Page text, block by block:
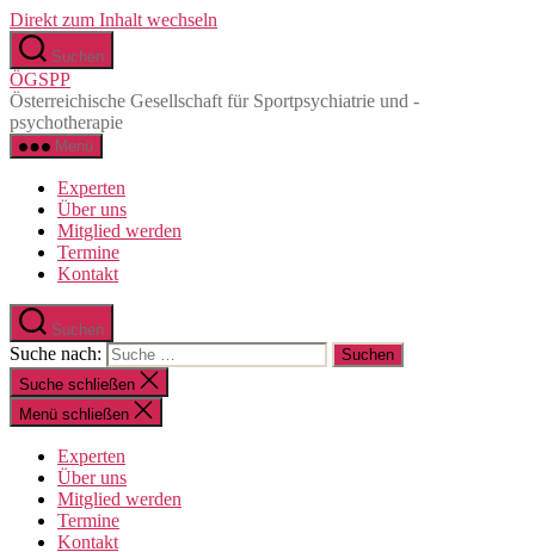
Direkt zum Inhalt wechseln
Suchen
ÖGSPP
Österreichische Gesellschaft für Sportpsychiatrie und -
psychotherapie
Menü
Experten
Über uns
Mitglied werden
Termine
Kontakt
Suchen
Suche nach:
Suche schließen
Menü schließen
Experten
Über uns
Mitglied werden
Termine
Kontakt